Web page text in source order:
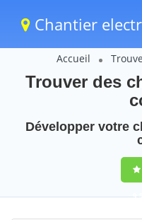
Chantier
Accueil
Trouver des
Développer votre